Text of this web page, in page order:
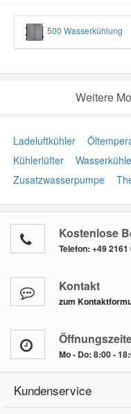
500 Wasserkühlung
Weitere
Ladeluftkühler
Kühlerlüfter
Zusatzwasserpumpe
Kostenlose
Telefon: +49 2161
Kontakt
zum
Mo - Do: 8:00 -
Kundenservice